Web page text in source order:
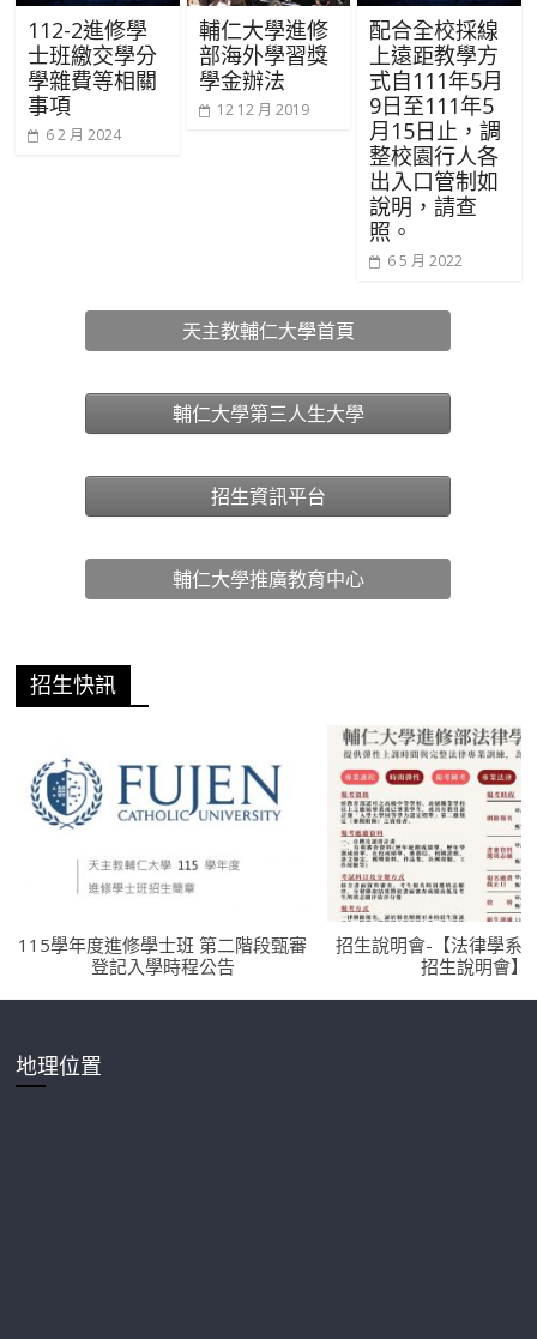
112-2進修學
士班繳交學分
學雜費等相關
事項
6 2 月 2024
輔仁大學進修
部海外學習獎
學金辦法
12 12 月 2019
配合全校採線
上遠距教學方
式自111年5月
9日至111年5
月15日止，調
整校園行人各
出入口管制如
說明，請查
照。
6 5 月 2022
天主教輔仁大學首頁
輔仁大學第三人生大學
招生資訊平台
輔仁大學推廣教育中心
招生快訊
115學年度進修學士班 第二階段甄審
登記入學時程公告
招生說明會-【法律學系
招生說明會】
地理位置